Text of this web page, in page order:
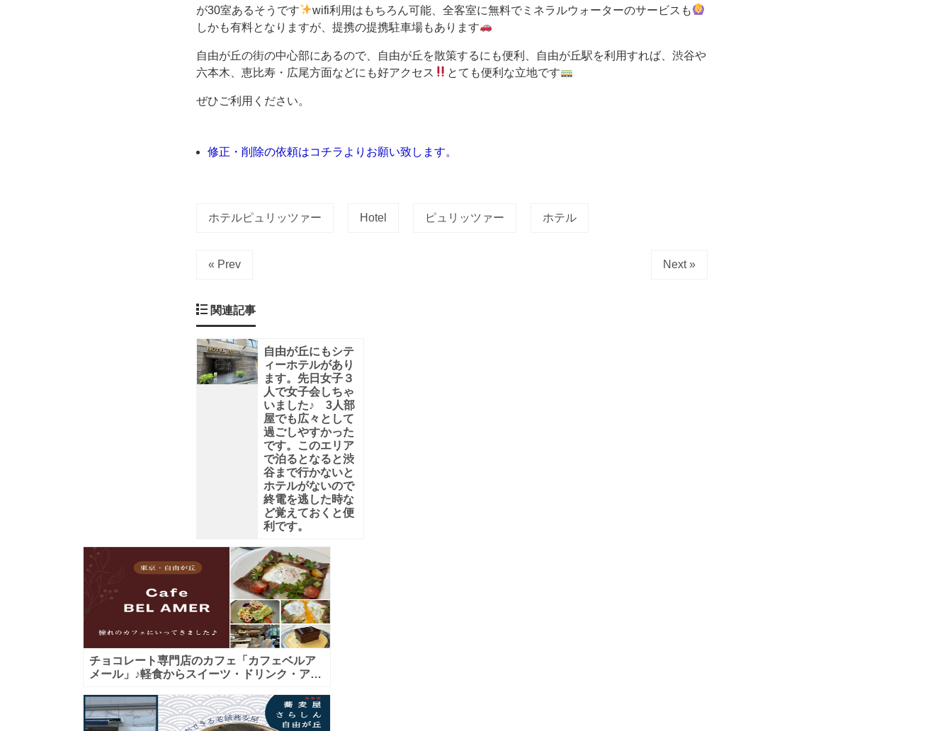
テ
ル
ピ
リ
ツ
ァ
自
由
が
近
好
立
地
が30室あるそうです
wifi利用はもちろん可能、全客室に無料でミネラルウォーターのサービスも
しかも有料となりますが、提携の提携駐車場もあります
自由が丘の街の中心部にあるので、自由が丘を散策するにも便利、自由が丘駅を利用すれば、渋谷や
六本木、恵比寿・広尾方面などにも好アクセス
とても便利な立地です
ぜひご利用ください。
修正・削除の依頼はコチラよりお願い致します。
ホテルピュリッツァー Hotel ピュリッツァー ホテル
« Prev Next »
関連記事
自由が丘にもシテ
ィーホテルがあり
ます。先日女子３
人で女子会しちゃ
いました♪ 3人部
屋でも広々として
過ごしやすかった
です。このエリア
で泊るとなると渋
谷まで行かないと
ホテルがないので
終電を逃した時な
ど覚えておくと便
利です。
チョコレート専門店のカフェ「カフェベルア
メール」♪軽食からスイーツ・ドリンク・アフ
も！